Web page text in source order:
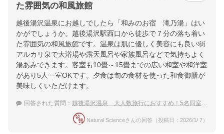
た雰囲気の和風旅館
越後湯沢温泉にお越しでしたら「和みのお宿 滝乃湯」はい
かがでしょうか。越後湯沢駅西口から徒歩で７分の落ち着い
た雰囲気の和風旅館です。温泉は肌に優しく美容にも良い弱
アルカリ泉で大浴場や露天風呂や家族風呂などで気持ちよく
湯あみできます。客室も10畳～15畳までの広い和室や和洋室
があり5人一室OKです。夕食は旬の食材を使った和食御膳が
美味しくいただけます。
回答された質問： 越後湯沢温泉 大人数旅行におすすめ！5名同室で泊まれる温泉宿
Natural Scienceさんの回答（投稿日：2026/1/ 7）